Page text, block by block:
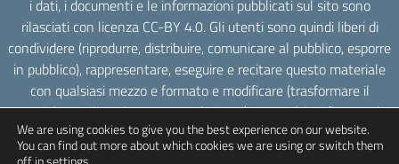
i dati, i documenti e le informazioni pubblicati sul sito sono
rilasciati con licenza CC-BY 4.0. Gli utenti sono quindi liberi di
condividere (riprodurre, distribuire, comunicare al pubblico, esporre
in pubblico), rappresentare, eseguire e recitare questo materiale
con qualsiasi mezzo e formato e modificare (trasformare il
materiale e utilizzarlo per opere derivate) per qualsiasi fine, anche
commerciale con il solo onere di attribuzione, senza apporre
restrizioni aggiuntive.
We are using cookies to give you the best experience on our website.
You can find out more about which cookies we are using or switch them